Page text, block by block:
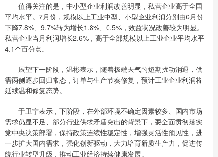
值得关注的是，中小型企业利润改善明显，私营企业高于全国
平均水平。7月份，规模以上工业中型、小型企业利润分别由6月份
下降7.8%、9.7%转为增长1.8%、0.5%，效益状况改善较为明显。
私营企业当月利润增长2.6%，高于全部规模以上工业企业平均水平
4.1个百分点。
展望下一阶段，温彬表示，随着极端天气的短期扰动消退，供
需两侧逐步回归常态，订单与生产节奏修复，预计工业企业利润将
延续温和修复态势。
于卫宁表示，下阶段，在外部环境不确定因素较多、国内市场
需求仍显不足、部分行业供求矛盾突出的背景下，要全面贯彻落实
党中央决策部署，保持政策连续性稳定性，增强灵活性预见性，进
一步扩大国内需求，强化创新驱动，大力培育新质生产力，促进传
统行业转型升级，推动工业经济持续健康发展。